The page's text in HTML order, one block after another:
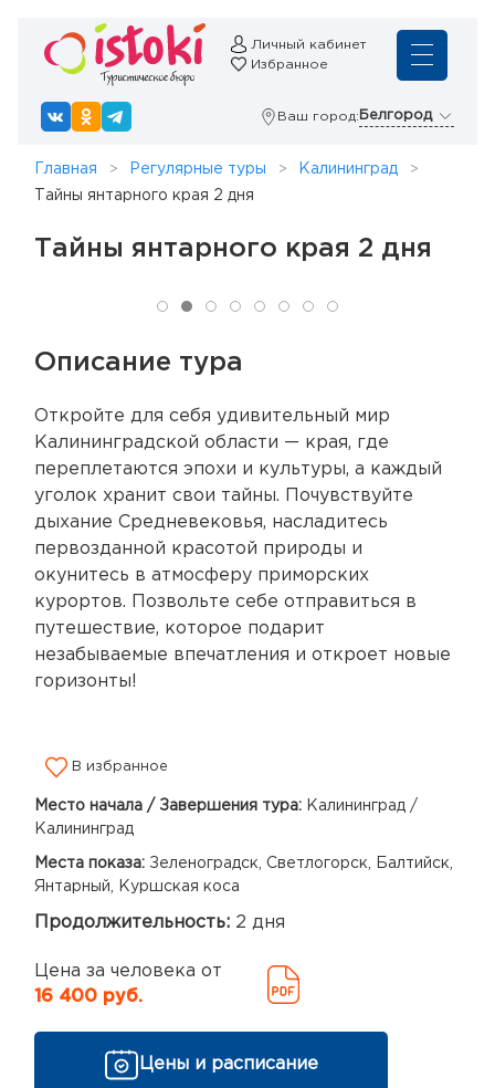
Личный кабинет
Избранное
Ваш город: Белгород
Главная Регулярные туры
Калининград
Тайны янтарного края 2 дня
Тайны янтарного края 2 дня
Описание тура
Откройте для себя удивительный мир
Калининградской области — края, где
переплетаются эпохи и культуры, а каждый
уголок хранит свои тайны. Почувствуйте
дыхание Средневековья, насладитесь
первозданной красотой природы и
окунитесь в атмосферу приморских
курортов. Позвольте себе отправиться в
путешествие, которое подарит
незабываемые впечатления и откроет новые
горизонты!
В избранное
Место начала / Завершения тура: Калининград /
Калининград
Места показа: Зеленоградск, Светлогорск, Балтийск,
Янтарный, Куршская коса
Продолжительность: 2 дня
Цена за человека от
16 400 руб.
Цены и расписание